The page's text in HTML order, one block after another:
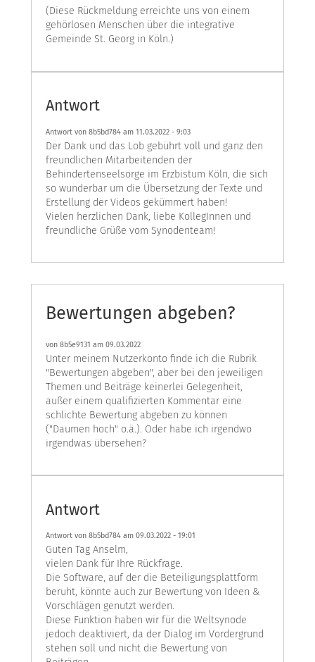
(Diese Rückmeldung erreichte uns von einem
gehörlosen Menschen über die integrative
Gemeinde St. Georg in Köln.)
Antwort
Antwort von 8b5bd784 am 11.03.2022 - 9:03
Der Dank und das Lob gebührt voll und ganz den
freundlichen Mitarbeitenden der
Behindertenseelsorge im Erzbistum Köln, die sich
so wunderbar um die Übersetzung der Texte und
Erstellung der Videos gekümmert haben!
Vielen herzlichen Dank, liebe KollegInnen und
freundliche Grüße vom Synodenteam!
Bewertungen abgeben?
von 8b5e9131 am 09.03.2022
Unter meinem Nutzerkonto finde ich die Rubrik
"Bewertungen abgeben", aber bei den jeweiligen
Themen und Beiträge keinerlei Gelegenheit,
außer einem qualifizierten Kommentar eine
schlichte Bewertung abgeben zu können
("Daumen hoch" o.ä.). Oder habe ich irgendwo
irgendwas übersehen?
Antwort
Antwort von 8b5bd784 am 09.03.2022 - 19:01
Guten Tag Anselm,
vielen Dank für Ihre Rückfrage.
Die Software, auf der die Beteiligungsplattform
beruht, könnte auch zur Bewertung von Ideen &
Vorschlägen genutzt werden.
Diese Funktion haben wir für die Weltsynode
jedoch deaktiviert, da der Dialog im Vordergrund
stehen soll und nicht die Bewertung von